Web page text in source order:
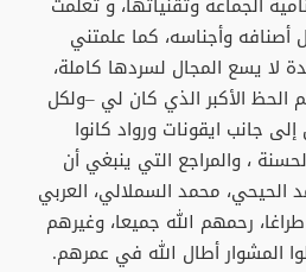
أصنافه وأجناسه، كما علمتني
لا يسع المجال لسردها كاملة،
الأكبر الذي كان لي –ولكل
جانب ايقونات ورواد كانوا
، والمراجع التي ينبغي أن
محمد السملالي، العربي
رحمهم الله جميعا، وغيرهم
المشوار أطال الله في عمرهم.